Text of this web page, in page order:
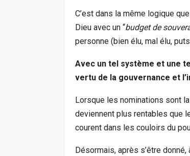
C’est dans la même logique
Dieu avec un “budget de
personne (bien élu, mal élu,
Avec un tel système et une
vertu de la gouvernance et
Lorsque les nominations sont
deviennent plus rentables que
courent dans les couloirs du
Désormais, après s’être